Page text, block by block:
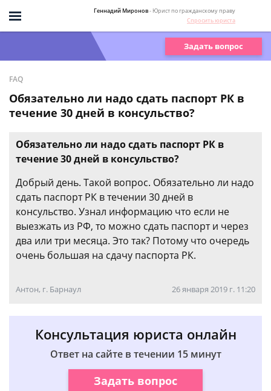
Геннадий Миронов- Юрист по гражданскому праву
Спросить юриста
Задать вопрос
FAQ
Обязательно ли надо сдать паспорт РК в
течение 30 дней в консульство?
Обязательно ли надо сдать паспорт РК в
течение 30 дней в консульство?
Добрый день. Такой вопрос. Обязательно ли надо
сдать паспорт РК в течении 30 дней в
консульство. Узнал информацию что если не
выезжать из РФ, то можно сдать паспорт и через
два или три месяца. Это так? Потому что очередь
очень большая на сдачу паспорта РК.
Антон, г. Барнаул 26 января 2019 г. 11:20
Консультация юриста онлайн
Ответ на сайте в течении 15 минут
Задать вопрос